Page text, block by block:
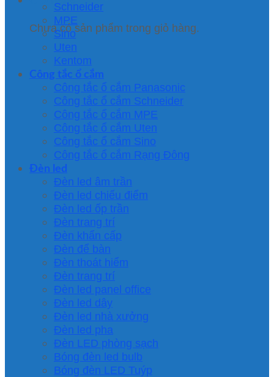
Chưa có sản phẩm trong giỏ hàng.
Schneider
MPE
Sino
Uten
Kentom
Công tắc ổ cắm
Công tắc ổ cắm Panasonic
Công tắc ổ cắm Schneider
Công tắc ổ cắm MPE
Công tắc ổ cắm Uten
Công tắc ổ cắm Sino
Công tắc ổ cắm Rạng Đông
Đèn led
Đèn led âm trần
Đèn led chiếu điểm
Đèn led ốp trần
Đèn trang trí
Đèn khẩn cấp
Đèn để bàn
Đèn thoát hiểm
Đèn trang trí
Đèn led panel office
Đèn led dây
Đèn led nhà xưởng
Đèn led pha
Đèn LED phòng sạch
Bóng đèn led bulb
Bóng đèn LED Tuýp